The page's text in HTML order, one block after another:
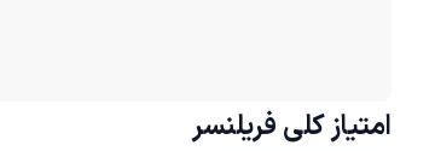
امتیاز کلی فریلنسر